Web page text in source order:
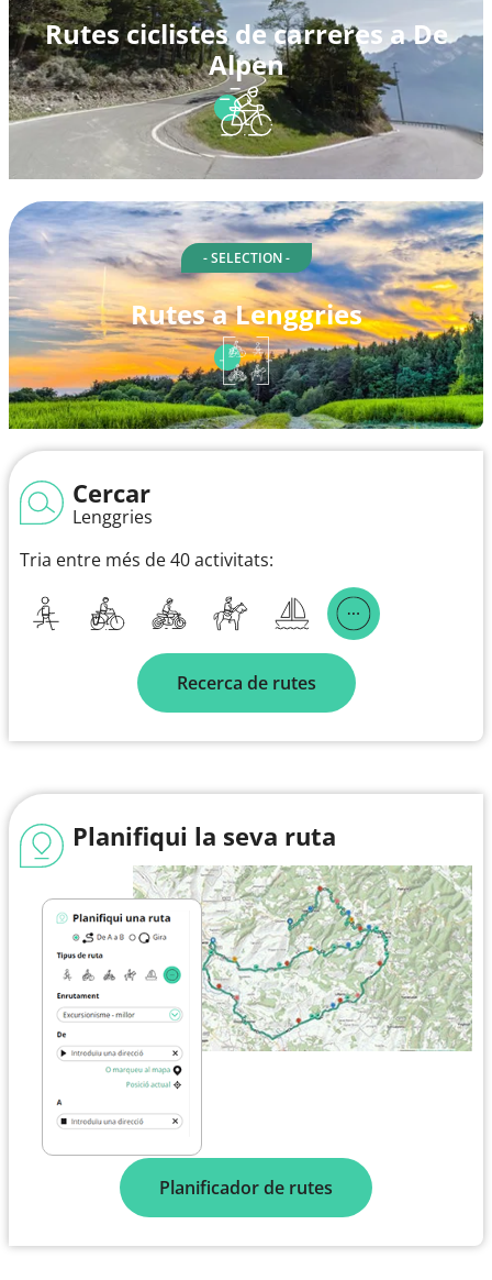
Rutes ciclistes de carreres a De
Alpen
- SELECTION -
Rutes a Lenggries
Cercar
Lenggries
Tria entre més de 40 activitats:
Recerca de rutes
Planifiqui la seva ruta
Planificador de rutes